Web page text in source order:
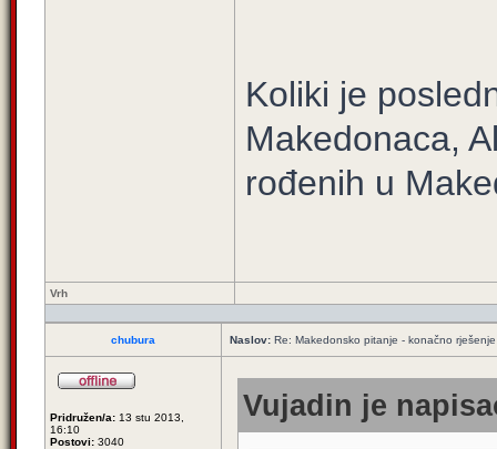
Koliki je
Makedonaca,
rođenih u
Vrh
chubura Naslov: Re: Makedonsko pitanje - konačno rješenje
Pridružen/a: 13 stu 2013,
16:10
Postovi: 3040
Vujadin je